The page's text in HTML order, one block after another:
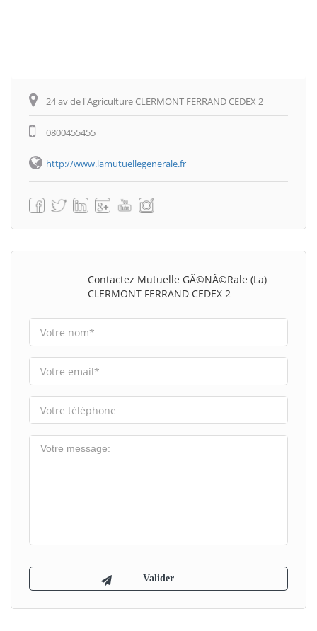
24 av de l'Agriculture CLERMONT FERRAND CEDEX 2
0800455455
http://www.lamutuellegenerale.fr
Contactez Mutuelle GÃ©nÃ©rale (La)
CLERMONT FERRAND CEDEX 2